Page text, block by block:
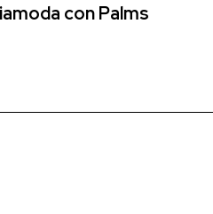
con Palms